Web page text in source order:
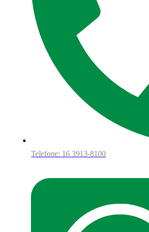
Telefone: 16 3913-8100